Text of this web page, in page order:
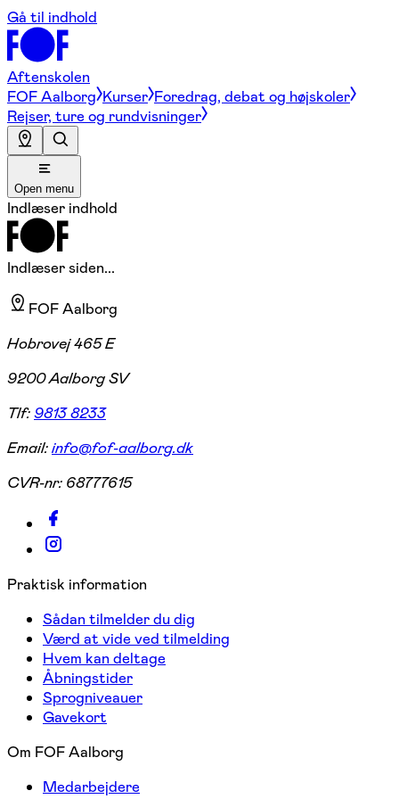
Gå til indhold
Aftenskolen
FOF Aalborg Kurser Foredrag, debat og højskoler
Rejser, ture og rundvisninger
Open menu
Indlæser indhold
Indlæser siden...
FOF Aalborg
Hobrovej 465 E
9200 Aalborg SV
Tlf:9813 8233
Email:info@fof-aalborg.dk
CVR-nr: 68777615
Praktisk information
Sådan tilmelder du dig
Værd at vide ved tilmelding
Hvem kan deltage
Åbningstider
Sprogniveauer
Gavekort
Om FOF Aalborg
Medarbejdere